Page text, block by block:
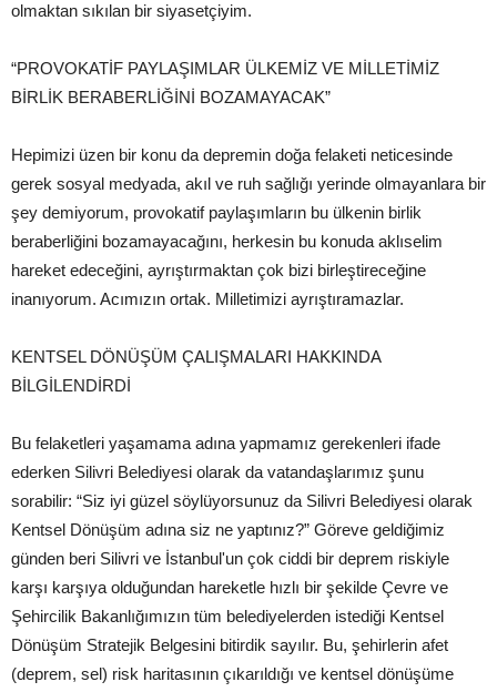
olmaktan sıkılan bir siyasetçiyim.
“PROVOKATİF PAYLAŞIMLAR ÜLKEMİZ VE MİLLETİMİZ
BİRLİK BERABERLİĞİNİ BOZAMAYACAK”
Hepimizi üzen bir konu da depremin doğa felaketi neticesinde
gerek sosyal medyada, akıl ve ruh sağlığı yerinde olmayanlara bir
şey demiyorum, provokatif paylaşımların bu ülkenin birlik
beraberliğini bozamayacağını, herkesin bu konuda aklıselim
hareket edeceğini, ayrıştırmaktan çok bizi birleştireceğine
inanıyorum. Acımızın ortak. Milletimizi ayrıştıramazlar.
KENTSEL DÖNÜŞÜM ÇALIŞMALARI HAKKINDA
BİLGİLENDİRDİ
Bu felaketleri yaşamama adına yapmamız gerekenleri ifade
ederken Silivri Belediyesi olarak da vatandaşlarımız şunu
sorabilir: “Siz iyi güzel söylüyorsunuz da Silivri Belediyesi olarak
Kentsel Dönüşüm adına siz ne yaptınız?” Göreve geldiğimiz
günden beri Silivri ve İstanbul'un çok ciddi bir deprem riskiyle
karşı karşıya olduğundan hareketle hızlı bir şekilde Çevre ve
Şehircilik Bakanlığımızın tüm belediyelerden istediği Kentsel
Dönüşüm Stratejik Belgesini bitirdik sayılır. Bu, şehirlerin afet
(deprem, sel) risk haritasının çıkarıldığı ve kentsel dönüşüme